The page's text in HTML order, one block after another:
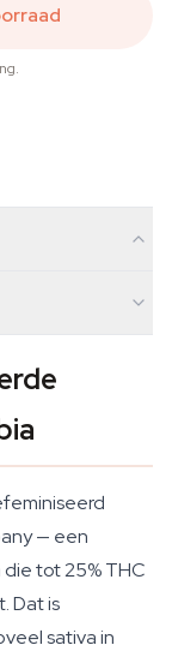
— een
die tot 25% THC
Dat is
sativa in